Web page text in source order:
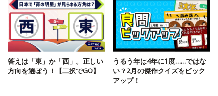
答えは「東」か「西」。正しい
方向を選ぼう！【二択でGO】
うるう年は4年に1度……ではな
い？2月の傑作クイズをピック
アップ！